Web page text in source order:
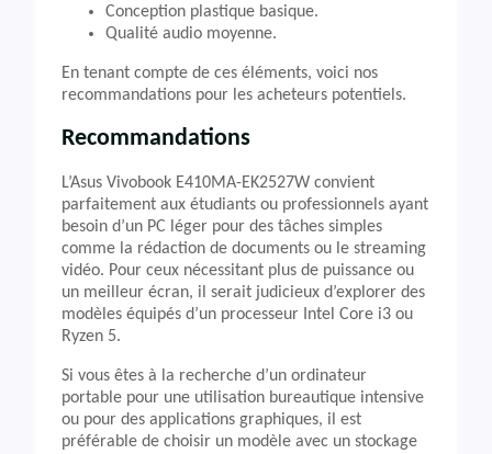
Conception plastique basique.
Qualité audio moyenne.
En tenant compte de ces éléments, voici nos
recommandations pour les acheteurs potentiels.
Recommandations
L’Asus Vivobook E410MA-EK2527W convient
parfaitement aux étudiants ou professionnels ayant
besoin d’un PC léger pour des tâches simples
comme la rédaction de documents ou le streaming
vidéo. Pour ceux nécessitant plus de puissance ou
un meilleur écran, il serait judicieux d’explorer des
modèles équipés d’un processeur Intel Core i3 ou
Ryzen 5.
Si vous êtes à la recherche d’un ordinateur
portable pour une utilisation bureautique intensive
ou pour des applications graphiques, il est
préférable de choisir un modèle avec un stockage